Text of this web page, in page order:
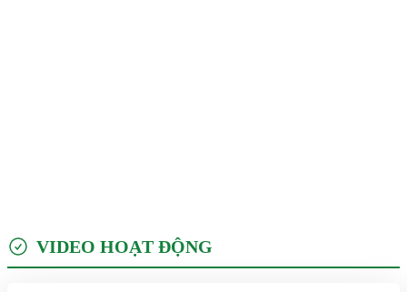
VIDEO HOẠT ĐỘNG